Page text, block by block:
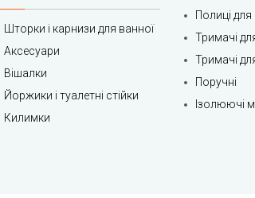
Шторки і карнизи для ванної
Аксесуари
Вішалки
Йоржики і туалетні стійки
Килимки
Полиці для
Тримачі
Тримачі
Поручні
Ізолюючі